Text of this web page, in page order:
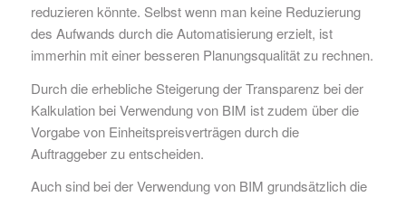
reduzieren könnte. Selbst wenn man keine Reduzierung
des Aufwands durch die Automatisierung erzielt, ist
immerhin mit einer besseren Planungsqualität zu rechnen.
Durch die erhebliche Steigerung der Transparenz bei der
Kalkulation bei Verwendung von BIM ist zudem über die
Vorgabe von Einheitspreisverträgen durch die
Auftraggeber zu entscheiden.
Auch sind bei der Verwendung von BIM grundsätzlich die